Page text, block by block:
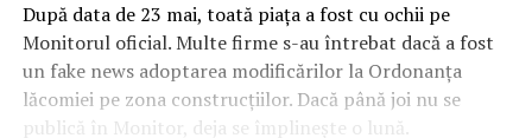
După data de 23 mai, toată piața a fost cu ochii pe
Monitorul oficial. Multe firme s-au întrebat dacă a fost
un fake news adoptarea modificărilor la Ordonanța
lăcomiei pe zona construcțiilor. Dacă până joi nu se
publică în Monitor, deja se împlinește o lună.